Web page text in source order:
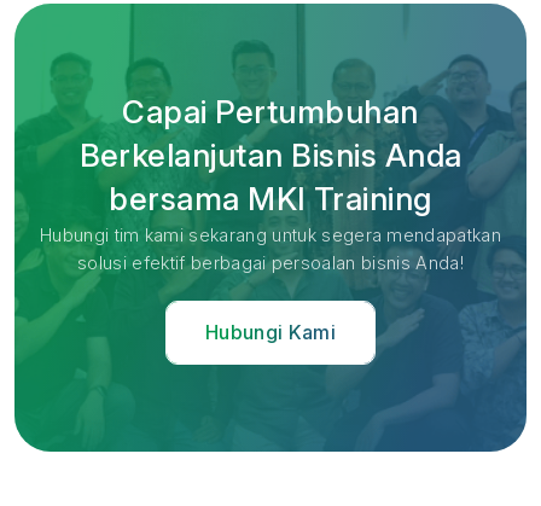
Capai Pertumbuhan
Berkelanjutan Bisnis Anda
bersama MKI Training
Hubungi tim kami sekarang untuk segera mendapatkan
solusi efektif berbagai persoalan bisnis Anda!
Hubungi Kami